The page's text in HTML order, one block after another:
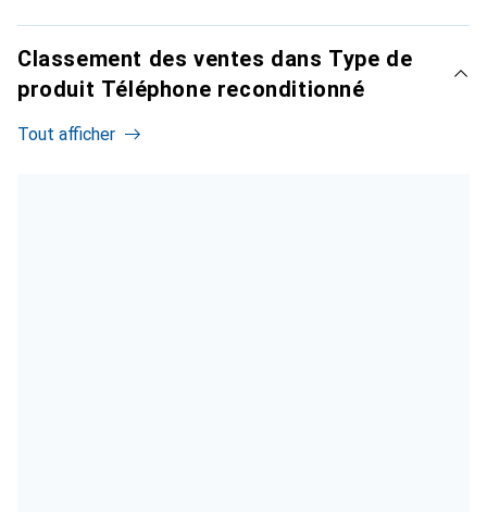
Classement des ventes dans Type de
produit Téléphone reconditionné
Tout afficher